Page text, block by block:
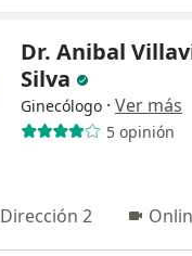
Dr. Anibal
Silva
Ginecólogo · Ver más
5 opinión
Dirección 2